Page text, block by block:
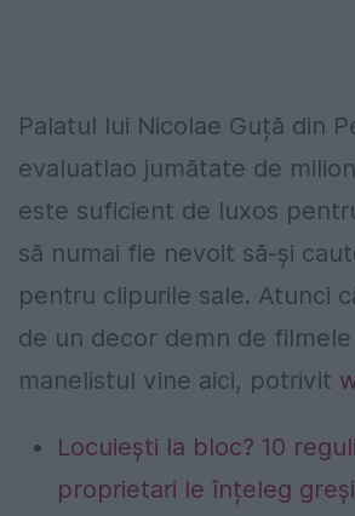
Palatul lui Nicolae Guță din
evaluatlao jumătate de
este suficient de luxos
să numai fie nevoit să-și
pentru clipurile sale. Atunci
de un decor demn de
manelistul vine aici, potrivit
Locuiești la bloc? 10
proprietari le înțeleg